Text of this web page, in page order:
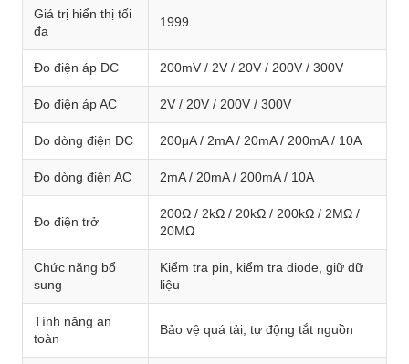
Giá trị hiển thị tối
đa
1999
Đo điện áp DC 200mV / 2V / 20V / 200V / 300V
Đo điện áp AC 2V / 20V / 200V / 300V
Đo dòng điện DC 200μA / 2mA / 20mA / 200mA / 10A
Đo dòng điện AC 2mA / 20mA / 200mA / 10A
Đo điện trở
200Ω / 2kΩ / 20kΩ / 200kΩ / 2MΩ /
20MΩ
Chức năng bổ
sung
Kiểm tra pin, kiểm tra diode, giữ dữ
liệu
Tính năng an
toàn
Bảo vệ quá tải, tự động tắt nguồn